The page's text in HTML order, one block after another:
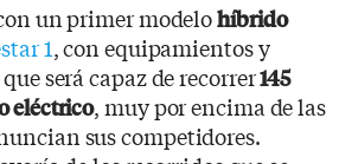
un primer modelohíbrido
1, con equipamientos y
será capaz de recorrer145
eléctrico, muy por encima de las
sus competidores.